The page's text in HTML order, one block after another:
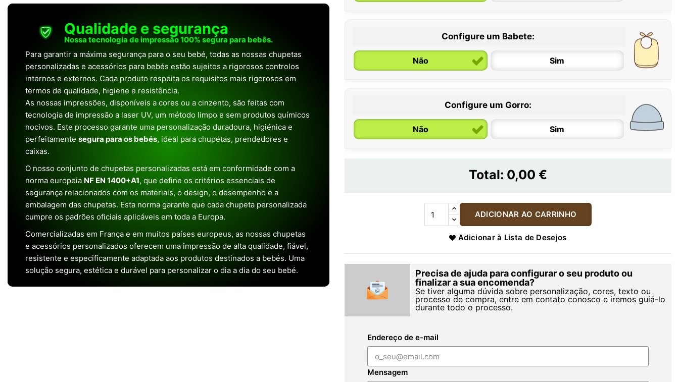
Qualidade e segurança
Nossa tecnologia de impressão 100% segura para bebês.
Para garantir a máxima segurança para o seu bebé, todas as nossas chupetas
personalizadas e acessórios para bebés estão sujeitos a rigorosos controlos
internos e externos. Cada produto respeita os requisitos mais rigorosos em
termos de qualidade, higiene e resistência.
As nossas impressões, disponíveis a cores ou a cinzento, são feitas com
tecnologia de impressão a laser UV, um método limpo e sem produtos químicos
nocivos. Este processo garante uma personalização duradoura, higiénica e
perfeitamente segura para os bebés, ideal para chupetas, prendedores e
caixas.
O nosso conjunto de chupetas personalizadas está em conformidade com a
norma europeia NF EN 1400+A1, que define os critérios essenciais de
segurança relacionados com os materiais, o design, o desempenho e a
embalagem das chupetas. Esta norma garante que cada chupeta personalizada
cumpre os padrões oficiais aplicáveis em toda a Europa.
Comercializadas em França e em muitos países europeus, as nossas chupetas
e acessórios personalizados oferecem uma impressão de alta qualidade, fiável,
resistente e especificamente adaptada aos produtos destinados a bebés. Uma
solução segura, estética e durável para personalizar o dia a dia do seu bebé.
Configure um Babete:
Não Sim
Configure um Gorro:
Não Sim
Total: 0,00 €
ADICIONAR AO CARRINHO
Adicionar à Lista de Desejos
Precisa de ajuda para configurar o seu produto ou
finalizar a sua encomenda?
Se tiver alguma dúvida sobre personalização, cores, texto ou
processo de compra, entre em contato conosco e iremos guiá-lo
durante todo o processo.
Endereço de e-mail
Mensagem